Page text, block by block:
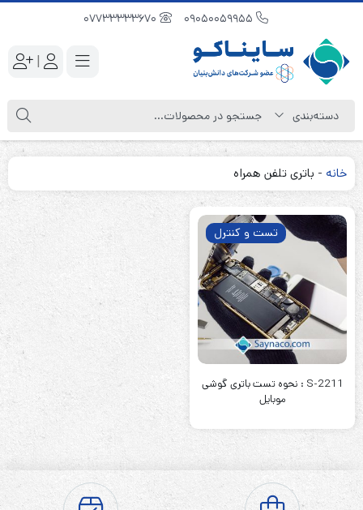
|
خانه - باتری تلفن همراه
تست و کنترل
S-2211 : نحوه تست باتری گوشی
موبایل